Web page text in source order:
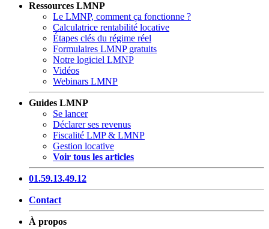
Ressources LMNP
Le LMNP, comment ça fonctionne ?
Calculatrice rentabilité locative
Étapes clés du régime réel
Formulaires LMNP gratuits
Notre logiciel LMNP
Vidéos
Webinars LMNP
Guides LMNP
Se lancer
Déclarer ses revenus
Fiscalité LMP & LMNP
Gestion locative
Voir tous les articles
01.59.13.49.12
Contact
À propos